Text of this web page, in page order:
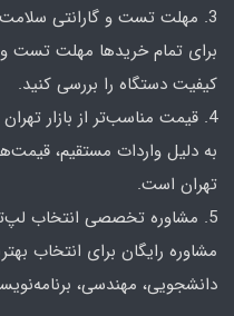
3. مهلت تست و گارانتی سلامت
برای تمام خریدها مهلت تست
کیفیت دستگاه را بررسی کنید.
4. قیمت مناسب‌تر از بازار تهران
به دلیل واردات مستقیم، قیمت‌ها
تهران است.
5. مشاوره تخصصی انتخاب لپ‌تاپ
مشاوره رایگان برای انتخاب
دانشجویی، مهندسی،